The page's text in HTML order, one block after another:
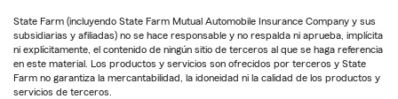
State Farm (incluyendo State Farm Mutual Automobile Insurance Company y sus
subsidiarias y afiliadas) no se hace responsable y no respalda ni aprueba, implícita
ni explícitamente, el contenido de ningún sitio de terceros al que se haga referencia
en este material. Los productos y servicios son ofrecidos por terceros y State
Farm no garantiza la mercantabilidad, la idoneidad ni la calidad de los productos y
servicios de terceros.